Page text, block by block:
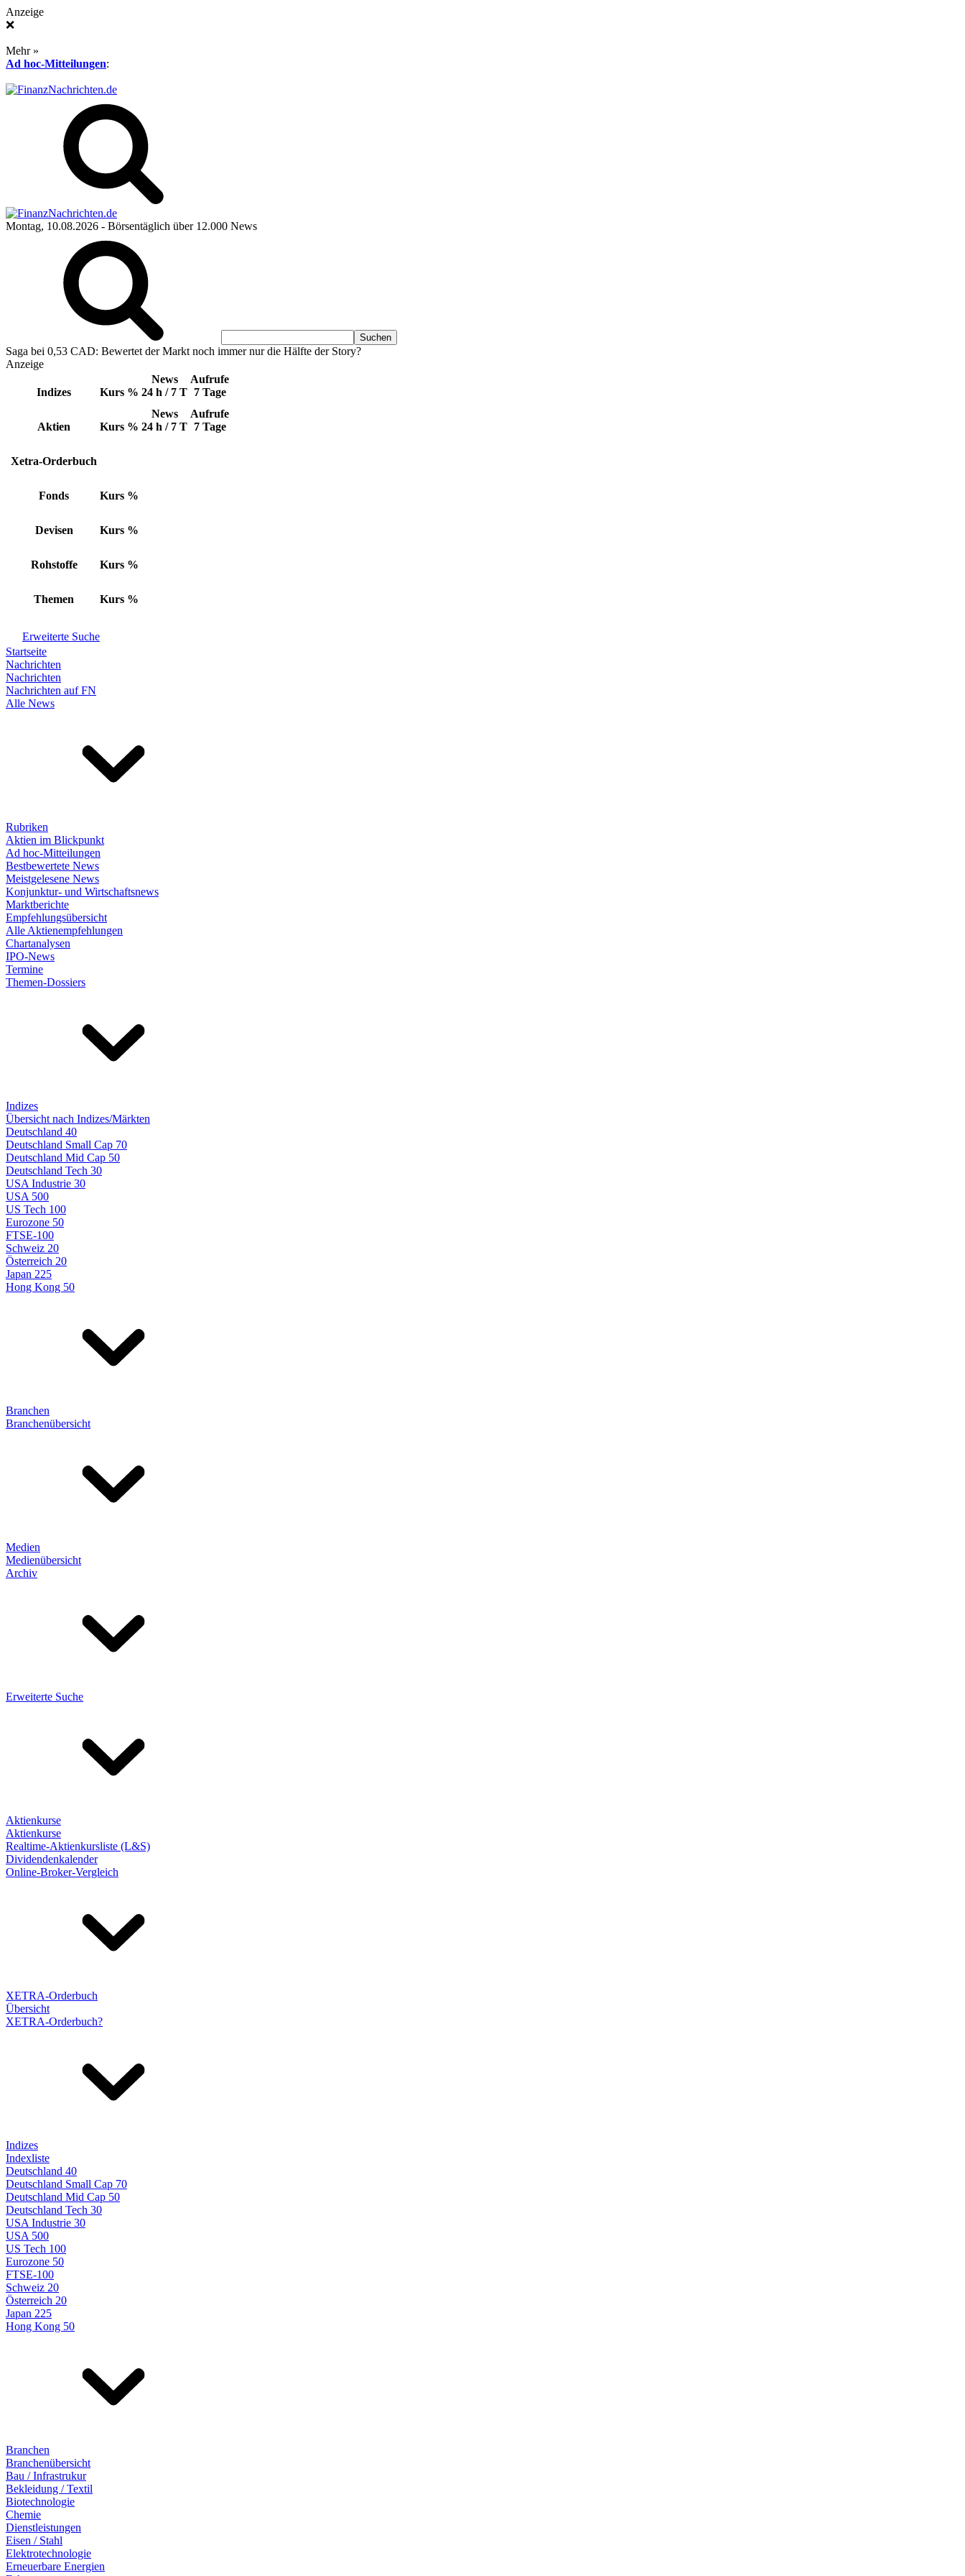
Anzeige
❌
Mehr »
Ad hoc-Mitteilungen:
Montag, 10.08.2026 - Börsentäglich über 12.000 News
Saga bei 0,53 CAD: Bewertet der Markt noch immer nur die Hälfte der Story?
Anzeige
Indizes Kurs %
News
24 h / 7 T
Aufrufe
7 Tage
Aktien Kurs %
News
24 h / 7 T
Aufrufe
7 Tage
Xetra-Orderbuch
Fonds Kurs %
Devisen Kurs %
Rohstoffe Kurs %
Themen Kurs %
Erweiterte Suche
Startseite
Nachrichten
Nachrichten
Nachrichten auf FN
Alle News
Rubriken
Aktien im Blickpunkt
Ad hoc-Mitteilungen
Bestbewertete News
Meistgelesene News
Konjunktur- und Wirtschaftsnews
Marktberichte
Empfehlungsübersicht
Alle Aktienempfehlungen
Chartanalysen
IPO-News
Termine
Themen-Dossiers
Indizes
Übersicht nach Indizes/Märkten
Deutschland 40
Deutschland Small Cap 70
Deutschland Mid Cap 50
Deutschland Tech 30
USA Industrie 30
USA 500
US Tech 100
Eurozone 50
FTSE-100
Schweiz 20
Österreich 20
Japan 225
Hong Kong 50
Branchen
Branchenübersicht
Medien
Medienübersicht
Archiv
Erweiterte Suche
Aktienkurse
Aktienkurse
Realtime-Aktienkursliste (L&S)
Dividendenkalender
Online-Broker-Vergleich
XETRA-Orderbuch
Übersicht
XETRA-Orderbuch?
Indizes
Indexliste
Deutschland 40
Deutschland Small Cap 70
Deutschland Mid Cap 50
Deutschland Tech 30
USA Industrie 30
USA 500
US Tech 100
Eurozone 50
FTSE-100
Schweiz 20
Österreich 20
Japan 225
Hong Kong 50
Branchen
Branchenübersicht
Bau / Infrastrukur
Bekleidung / Textil
Biotechnologie
Chemie
Dienstleistungen
Eisen / Stahl
Elektrotechnologie
Erneuerbare Energien